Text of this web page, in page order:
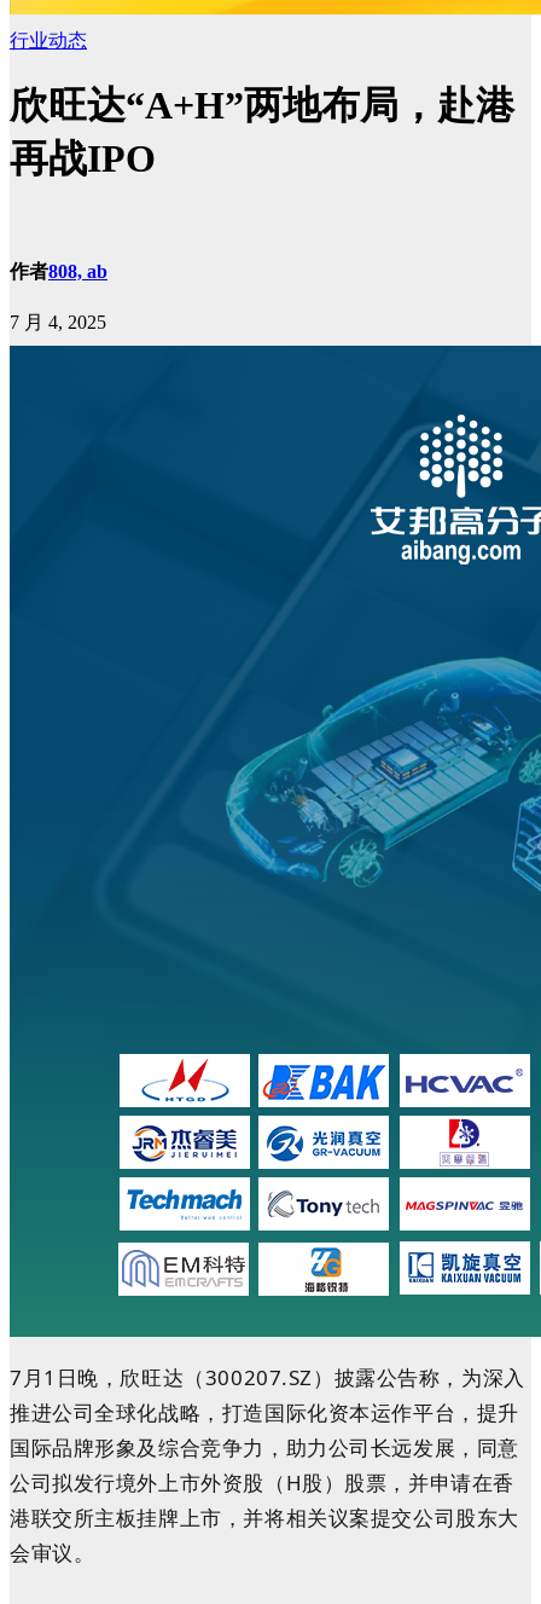
行业动态
欣旺达“A+H”两地布局，赴港
再战IPO
作者808, ab
7 月 4, 2025
7月1日晚，欣旺达（300207.SZ）披露公告称，为深入
推进公司全球化战略，打造国际化资本运作平台，提升
国际品牌形象及综合竞争力，助力公司长远发展，同意
公司拟发行境外上市外资股（H股）股票，并申请在香
港联交所主板挂牌上市，并将相关议案提交公司股东大
会审议。